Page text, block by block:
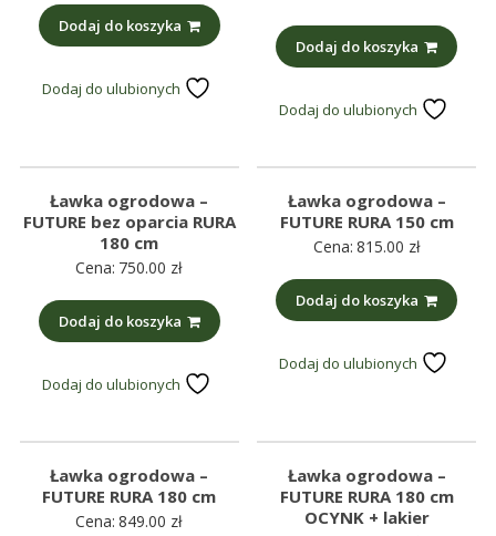
części
maszyn
części
zamienne.
Dodaj do koszyka
Dodaj do ulubionych
Dodaj do koszyka
Dodaj do ulubionych
Ławka ogrodowa –
FUTURE bez oparcia RURA
180 cm
Cena: 750.00 zł
Dodaj do koszyka
Dodaj do ulubionych
Ławka ogrodowa –
FUTURE RURA 150 cm
Cena: 815.00 zł
Dodaj do koszyka
Dodaj do ulubionych
Ławka ogrodowa –
FUTURE RURA 180 cm
Cena: 849.00 zł
Ławka ogrodowa –
FUTURE RURA 180 cm
OCYNK + lakier